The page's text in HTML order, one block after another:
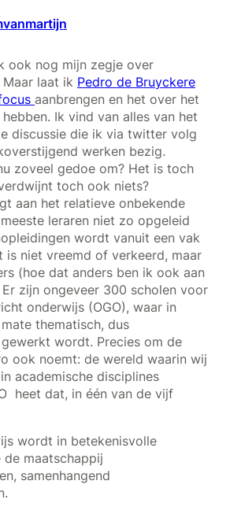
ook nog mijn zegje over
Maar laat ik Pedro de Bruyckere
aanbrengen en het over het
Ik vind van alles van het
discussie die ik via twitter volg
werken bezig.
zoveel gedoe om? Het is toch
toch ook niets?
aan het relatieve onbekende
leraren niet zo opgeleid
wordt vanuit een vak
is niet vreemd of verkeerd, maar
(hoe dat anders ben ik ook aan
Er zijn ongeveer 300 scholen voor
onderwijs (OGO), waar in
thematisch, dus
wordt. Precies om de
ook noemt: de wereld waarin wij
academische disciplines
heet dat, in één van de vijf
wordt in betekenisvolle
de maatschappij
samenhangend